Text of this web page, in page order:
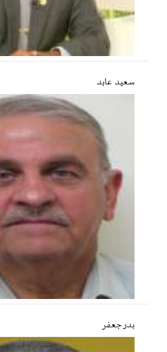
سعید عابد
بدر جعفر